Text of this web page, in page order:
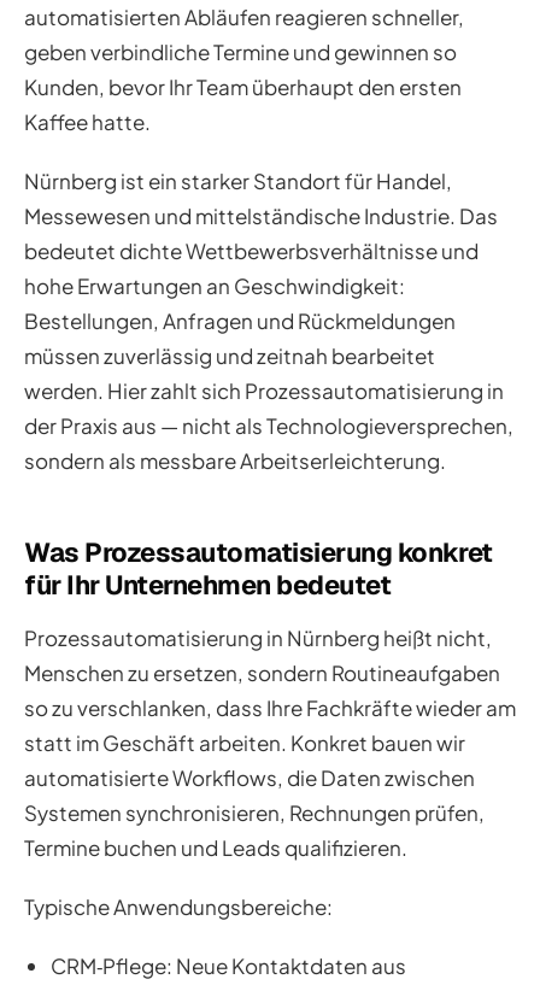
automatisierten Abläufen reagieren schneller,
geben verbindliche Termine und gewinnen so
Kunden, bevor Ihr Team überhaupt den ersten
Kaffee hatte.
Nürnberg ist ein starker Standort für Handel,
Messewesen und mittelständische Industrie. Das
bedeutet dichte Wettbewerbsverhältnisse und
hohe Erwartungen an Geschwindigkeit:
Bestellungen, Anfragen und Rückmeldungen
müssen zuverlässig und zeitnah bearbeitet
werden. Hier zahlt sich Prozessautomatisierung in
der Praxis aus — nicht als Technologieversprechen,
sondern als messbare Arbeitserleichterung.
Was Prozessautomatisierung konkret
für Ihr Unternehmen bedeutet
Prozessautomatisierung in Nürnberg heißt nicht,
Menschen zu ersetzen, sondern Routineaufgaben
so zu verschlanken, dass Ihre Fachkräfte wieder am
statt im Geschäft arbeiten. Konkret bauen wir
automatisierte Workflows, die Daten zwischen
Systemen synchronisieren, Rechnungen prüfen,
Termine buchen und Leads qualifizieren.
Typische Anwendungsbereiche:
CRM‑Pflege: Neue Kontaktdaten aus